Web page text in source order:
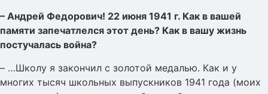
– Андрей Федорович! 22 июня 1941 г. Как в вашей
памяти запечатлелся этот день? Как в вашу жизнь
постучалась война?
– …Школу я закончил с золотой медалью. Как и у
многих тысяч школьных выпускников 1941 года (моих